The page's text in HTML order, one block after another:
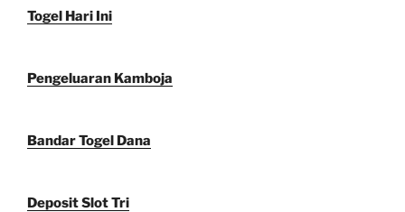
Togel Hari Ini
Pengeluaran Kamboja
Bandar Togel Dana
Deposit Slot Tri